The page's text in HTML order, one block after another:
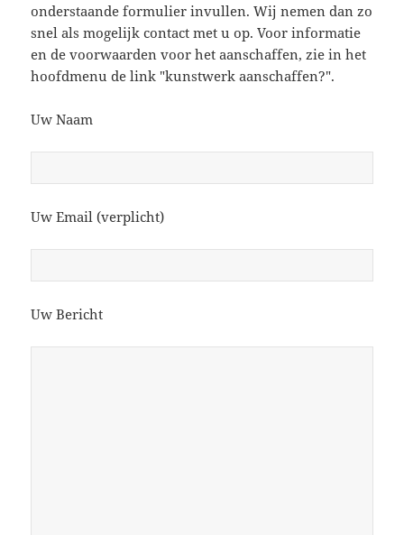
onderstaande formulier invullen. Wij nemen dan zo
snel als mogelijk contact met u op. Voor informatie
en de voorwaarden voor het aanschaffen, zie in het
hoofdmenu de link "kunstwerk aanschaffen?".
Uw Naam
Uw Email (verplicht)
Uw Bericht